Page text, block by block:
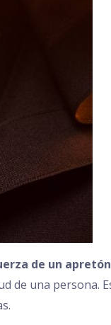
de un
de una persona.